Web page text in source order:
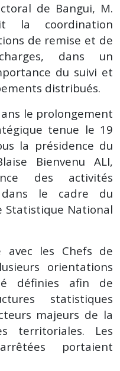
de Bangui, M.
la coordination
de remise et de
dans un
du suivi et
distribués.
le prolongement
tenue le 19
la présidence du
Bienvenu ALI,
des activités
dans le cadre du
Statistique National
avec les Chefs de
orientations
définies afin de
statistiques
majeurs de la
territoriales. Les
portaient